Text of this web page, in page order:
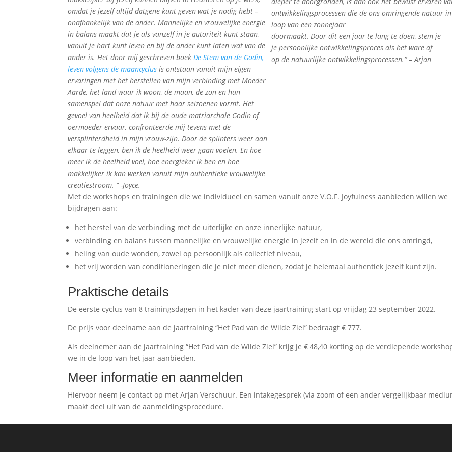
omdat je jezelf altijd datgene kunt geven wat je nodig hebt –
onafhankelijk van de ander. Mannelijke en vrouwelijke energie
in balans maakt dat je als vanzelf in je autoriteit kunt staan,
vanuit je hart kunt leven en bij de ander kunt laten wat van de
ander is. Het door mij geschreven boekDe Stem van de Godin,
leven volgens de maancyclus is ontstaan vanuit mijn eigen
ervaringen met het herstellen van mijn verbinding met Moeder
Aarde, het land waar ik woon, de maan, de zon en hun
samenspel dat onze natuur met haar seizoenen vormt. Het
gevoel van heelheid dat ik bij de oude matriarchale Godin of
oermoeder ervaar, confronteerde mij tevens met de
versplinterdheid in mijn vrouw-zijn. Door de splinters weer aan
elkaar te leggen, ben ik de heelheid weer gaan voelen. En hoe
meer ik de heelheid voel, hoe energieker ik ben en hoe
makkelijker ik kan werken vanuit mijn authentieke vrouwelijke
creatiestroom. ” -Joyce.
ontwikkelingsprocessen die de ons omringende natuur
loop van een zonnejaar
doormaakt. Door dit een jaar te lang te doen, stem je
je persoonlijke ontwikkelingsproces als het ware af
op de natuurlijke ontwikkelingsprocessen.” – Arjan
Met de workshops en trainingen die we individueel en samen vanuit onze V.O.F. Joyfulness aanbieden willen we
bijdragen aan:
het herstel van de verbinding met de uiterlijke en onze innerlijke natuur,
verbinding en balans tussen mannelijke en vrouwelijke energie in jezelf en in de wereld die ons omringd,
heling van oude wonden, zowel op persoonlijk als collectief niveau,
het vrij worden van conditioneringen die je niet meer dienen, zodat je helemaal authentiek jezelf kunt zijn.
Praktische details
De eerste cyclus van 8 trainingsdagen in het kader van deze jaartraining start op vrijdag 23 september 2022.
De prijs voor deelname aan de jaartraining “Het Pad van de Wilde Ziel” bedraagt € 777.
Als deelnemer aan de jaartraining “Het Pad van de Wilde Ziel” krijg je € 48,40 korting op de verdiepende
we in de loop van het jaar aanbieden.
Meer informatie en aanmelden
Hiervoor neem je contact op met Arjan Verschuur. Een intakegesprek (via zoom of een ander vergelijkbaar
maakt deel uit van de aanmeldingsprocedure.